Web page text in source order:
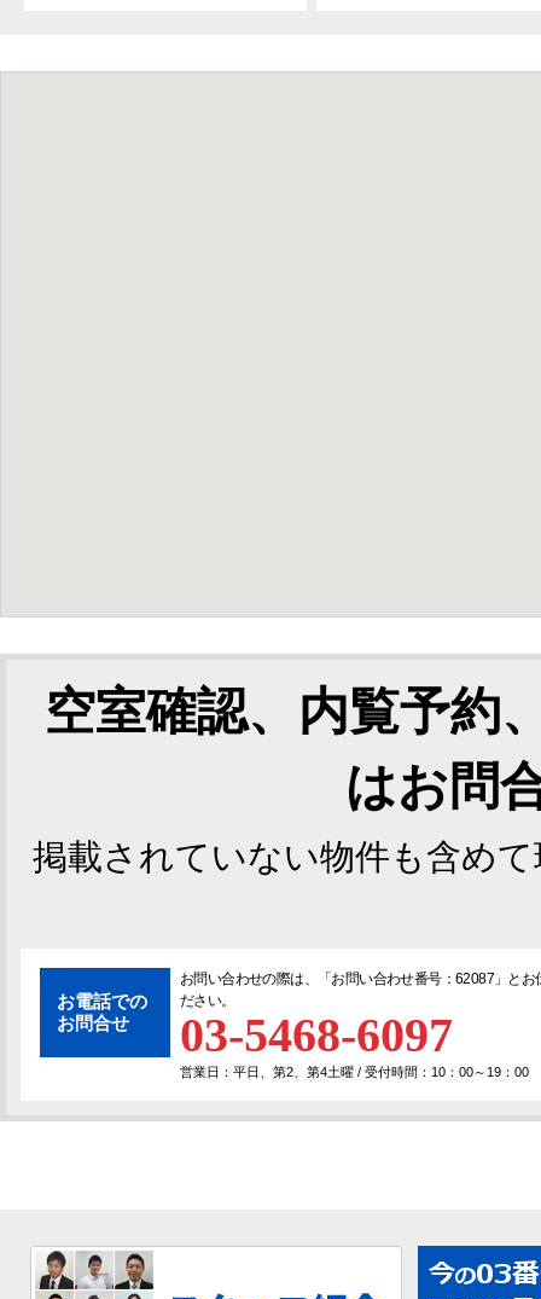
空室確認、内覧予約
はお問
掲載されていない物件も含め
お電話での
お問合せ
お問い合わせの際は、「 お問い合わせ番号：62087 」とお
ださい。
03-5468-6097
営業日：平日、第2、第4土曜 / 受付時間：10：00～19：00